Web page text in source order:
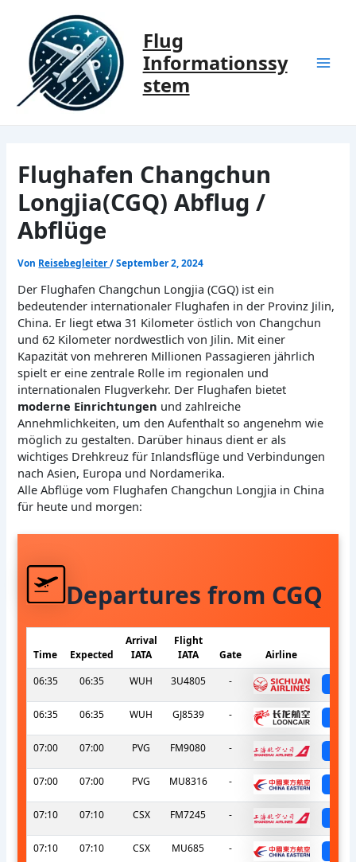
springen
Flug
Informationssy
stem
Flughafen Changchun
Longjia(CGQ) Abflug /
Abflüge
Von Reisebegleiter/September 2, 2024
Der Flughafen Changchun Longjia (CGQ) ist ein
bedeutender internationaler Flughafen in der Provinz Jilin,
China. Er liegt etwa 31 Kilometer östlich von Changchun
und 62 Kilometer nordwestlich von Jilin. Mit einer
Kapazität von mehreren Millionen Passagieren jährlich
spielt er eine zentrale Rolle im regionalen und
internationalen Flugverkehr. Der Flughafen bietet
moderne Einrichtungen und zahlreiche
Annehmlichkeiten, um den Aufenthalt so angenehm wie
möglich zu gestalten. Darüber hinaus dient er als
wichtiges Drehkreuz für Inlandsflüge und Verbindungen
nach Asien, Europa und Nordamerika.
Alle Abflüge vom Flughafen Changchun Longjia in China
für heute und morgen:
Departures from CGQ
Time Expected
Arrival
IATA
Flight
IATA
Gate Airline
06:35
06:35 WUH 3U4805 -
06:35 06:35 WUH GJ8539 -
07:00 07:00 PVG FM9080 -
07:00 07:00 PVG MU8316 -
07:10 07:10 CSX FM7245 -
07:10 07:10 CSX MU685 -